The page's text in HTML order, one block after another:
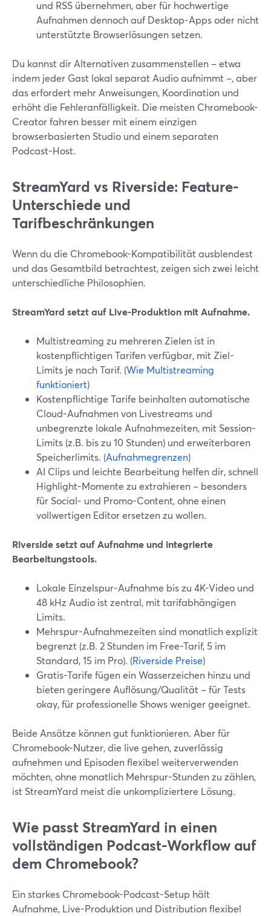
und RSS übernehmen, aber für hochwertige
Aufnahmen dennoch auf Desktop-Apps oder nicht
unterstützte Browserlösungen setzen.
Du kannst dir Alternativen zusammenstellen – etwa
indem jeder Gast lokal separat Audio aufnimmt –, aber
das erfordert mehr Anweisungen, Koordination und
erhöht die Fehleranfälligkeit. Die meisten Chromebook-
Creator fahren besser mit einem einzigen
browserbasierten Studio und einem separaten
Podcast-Host.
StreamYard vs Riverside: Feature-
Unterschiede und
Tarifbeschränkungen
Wenn du die Chromebook-Kompatibilität ausblendest
und das Gesamtbild betrachtest, zeigen sich zwei leicht
unterschiedliche Philosophien.
StreamYard setzt auf Live-Produktion mit Aufnahme.
Multistreaming zu mehreren Zielen ist in
kostenpflichtigen Tarifen verfügbar, mit Ziel-
Limits je nach Tarif. (Wie Multistreaming
funktioniert)
Kostenpflichtige Tarife beinhalten automatische
Cloud-Aufnahmen von Livestreams und
unbegrenzte lokale Aufnahmezeiten, mit Session-
Limits (z.B. bis zu 10 Stunden) und erweiterbaren
Speicherlimits. (Aufnahmegrenzen)
AI Clips und leichte Bearbeitung helfen dir, schnell
Highlight-Momente zu extrahieren – besonders
für Social- und Promo-Content, ohne einen
vollwertigen Editor ersetzen zu wollen.
Riverside setzt auf Aufnahme und integrierte
Bearbeitungstools.
Lokale Einzelspur-Aufnahme bis zu 4K-Video und
48 kHz Audio ist zentral, mit tarifabhängigen
Limits.
Mehrspur-Aufnahmezeiten sind monatlich explizit
begrenzt (z.B. 2 Stunden im Free-Tarif, 5 im
Standard, 15 im Pro). (Riverside Preise)
Gratis-Tarife fügen ein Wasserzeichen hinzu und
bieten geringere Auflösung/Qualität – für Tests
okay, für professionelle Shows weniger geeignet.
Beide Ansätze können gut funktionieren. Aber für
Chromebook-Nutzer, die live gehen, zuverlässig
aufnehmen und Episoden flexibel weiterverwenden
möchten, ohne monatlich Mehrspur-Stunden zu zählen,
ist StreamYard meist die unkompliziertere Lösung.
Wie passt StreamYard in einen
vollständigen Podcast-Workflow auf
dem Chromebook?
Ein starkes Chromebook-Podcast-Setup hält
Aufnahme, Live-Produktion und Distribution flexibel